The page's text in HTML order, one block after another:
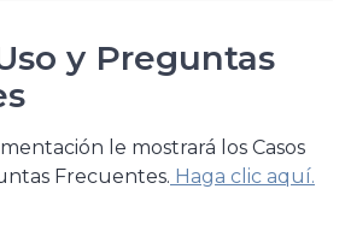
y Preguntas
le mostrará los Casos
Frecuentes. Haga clic aquí.